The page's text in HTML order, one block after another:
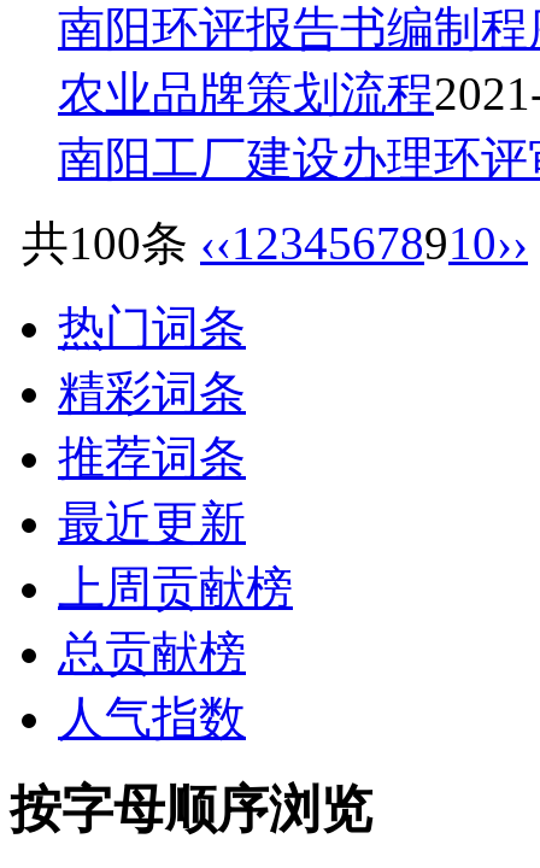
南阳环评报告书编制程
农业品牌策划流程
南阳工厂建设办理环
共100条 ‹‹12345678910››
热门词条
精彩词条
推荐词条
最近更新
上周贡献榜
总贡献榜
人气指数
按字母顺序浏览